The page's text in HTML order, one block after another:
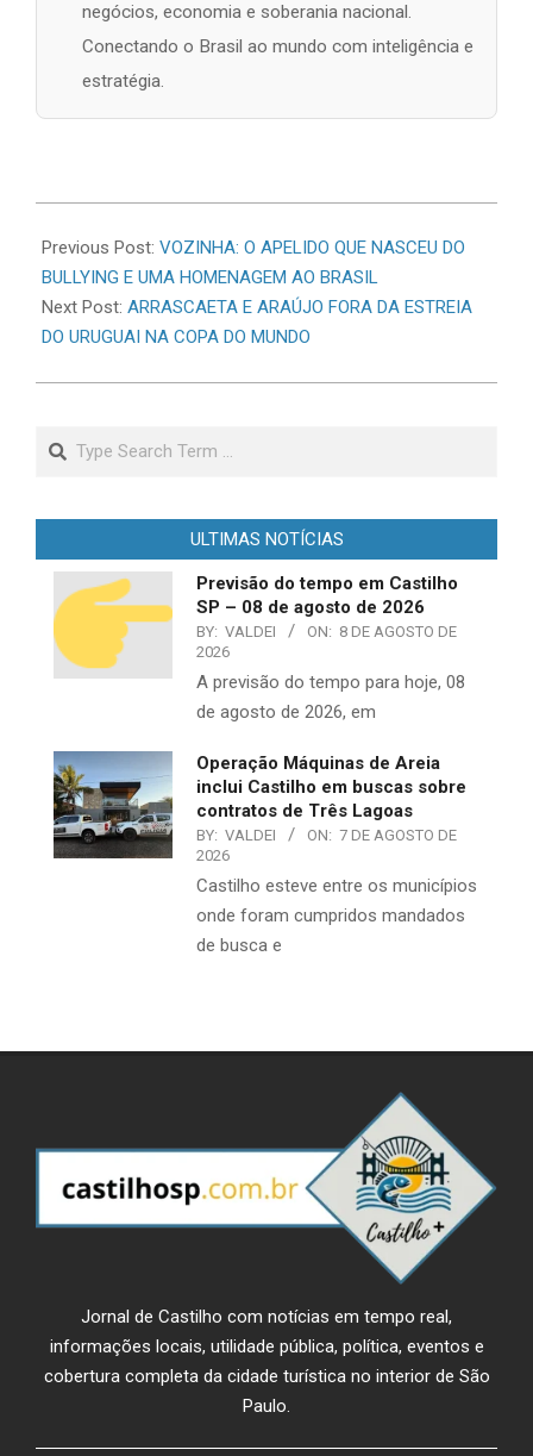
negócios, economia e soberania nacional.
Conectando o Brasil ao mundo com inteligência e
estratégia.
06-
15
Previous Post: VOZINHA: O APELIDO QUE NASCEU DO
BULLYING E UMA HOMENAGEM AO BRASIL
Next Post: ARRASCAETA E ARAÚJO FORA DA ESTREIA
DO URUGUAI NA COPA DO MUNDO
Search
ULTIMAS NOTÍCIAS
Previsão do tempo em Castilho
SP – 08 de agosto de 2026
BY: VALDEI ON: 8 DE AGOSTO DE
2026
A previsão do tempo para hoje, 08
de agosto de 2026, em
Operação Máquinas de Areia
inclui Castilho em buscas sobre
contratos de Três Lagoas
BY: VALDEI ON: 7 DE AGOSTO DE
2026
Castilho esteve entre os municípios
onde foram cumpridos mandados
de busca e
Jornal de Castilho com notícias em tempo real,
informações locais, utilidade pública, política, eventos e
cobertura completa da cidade turística no interior de São
Paulo.